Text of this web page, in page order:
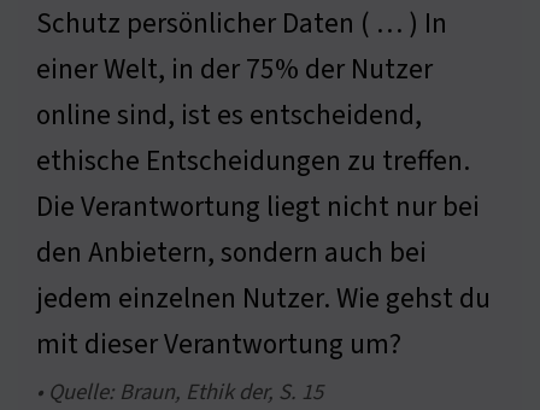
Schutz persönlicher Daten ( … ) In
einer Welt, in der 75% der Nutzer
online sind, ist es entscheidend,
ethische Entscheidungen zu treffen.
Die Verantwortung liegt nicht nur bei
den Anbietern, sondern auch bei
jedem einzelnen Nutzer. Wie gehst du
mit dieser Verantwortung um?
• Quelle: Braun, Ethik der, S. 15